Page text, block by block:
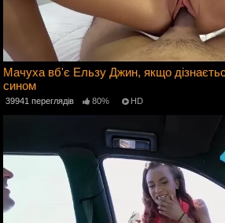
Мачуха вб'є Ельзу Джин, якщо дізнається
сином
39941 переглядів 80% HD